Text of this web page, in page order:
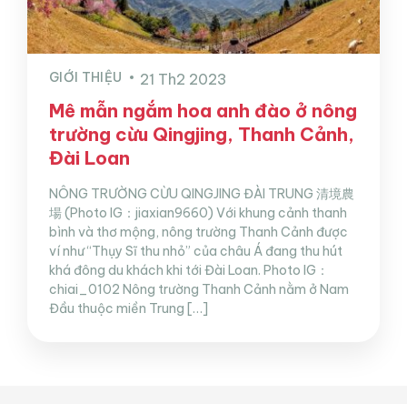
GIỚI THIỆU 21 Th2 2023
Mê mẫn ngắm hoa anh đào ở nông
trường cừu Qingjing, Thanh Cảnh,
Đài Loan
NÔNG TRƯỜNG CỪU QINGJING ĐÀI TRUNG 清境農
場 (Photo IG：jiaxian9660) Với khung cảnh thanh
bình và thơ mộng, nông trường Thanh Cảnh được
ví như “Thụy Sĩ thu nhỏ” của châu Á đang thu hút
khá đông du khách khi tới Đài Loan. Photo IG：
chiai_0102 Nông trường Thanh Cảnh nằm ở Nam
Đầu thuộc miền Trung […]